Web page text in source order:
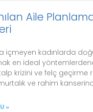
Aile
içmeyen kadınlarda
en ideal
krizini ve felç geçirme
ve rahim
»